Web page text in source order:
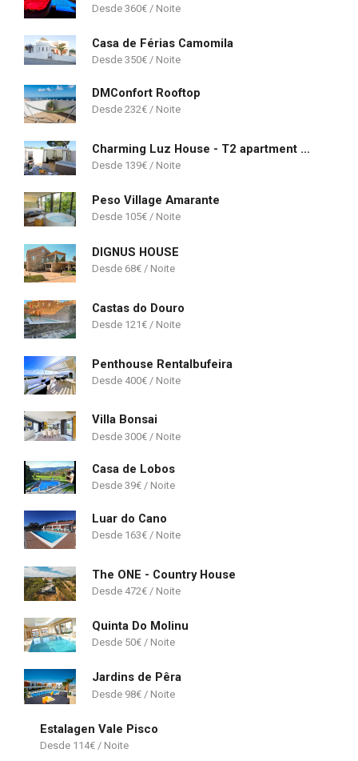
360€
Casa de Férias Camomila
350€
DMConfort Rooftop
232€
Charming Luz House - T2 apartment with jacuzzi
139€
Peso Village Amarante
105€
DIGNUS HOUSE
68€
Castas do Douro
121€
Penthouse Rentalbufeira
400€
Villa Bonsai
300€
Casa de Lobos
39€
Luar do Cano
163€
The ONE - Country House
472€
Quinta Do Molinu
50€
Jardins de Pêra
98€
Estalagen Vale Pisco
114€